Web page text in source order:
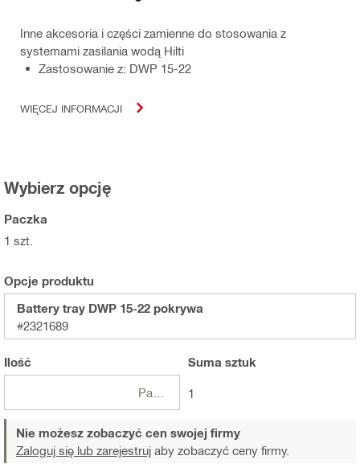
Inne akcesoria i części zamienne do stosowania z
systemami zasilania wodą Hilti
Zastosowanie z: DWP 15-22
WIĘCEJ INFORMACJI
Wybierz opcję
Paczka
1 szt.
Opcje produktu
Battery tray DWP 15-22 pokrywa
#2321689
Ilość Suma sztuk
1
Nie możesz zobaczyć cen swojej firmy
Zaloguj się lub zarejestruj aby zobaczyć ceny firmy.